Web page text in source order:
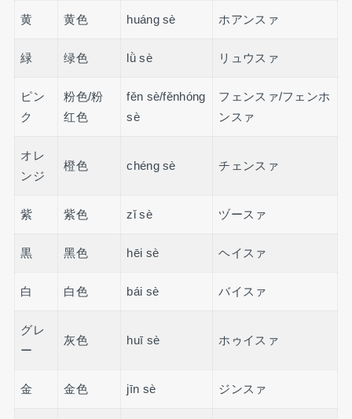
黄 黄色 huáng sè ホアンスァ
緑 绿色 lǜ sè リュウスァ
ピン
ク
粉色/粉
红色
fěn sè/fěnhóng
sè
フェンスァ/フェンホ
ンスァ
オレ
ンジ
橙色 chéng sè チェンスァ
紫 紫色 zǐ sè ヅースァ
黒 黑色 hēi sè ヘイスァ
白 白色 bái sè バイスァ
グレ
ー
灰色 huī sè ホゥイスァ
金 金色 jīn sè ジンスァ